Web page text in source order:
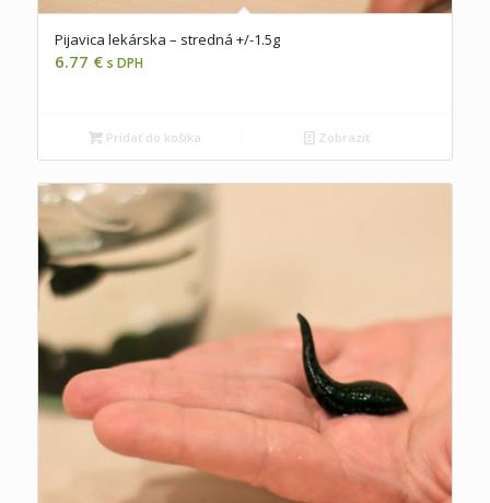
Pijavica lekárska – stredná +/-1.5g
6.77 € s DPH
Pridať do košíka Zobraziť